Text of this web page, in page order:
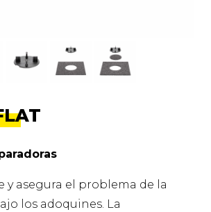
y asegura el problema de la
los adoquines. La